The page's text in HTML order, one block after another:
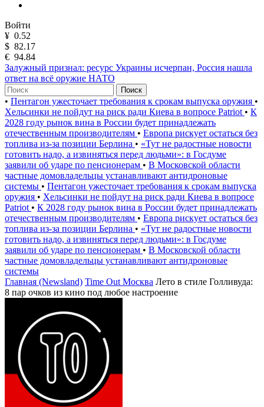
Войти
¥ 0.52
$ 82.17
€ 94.84
Залужный признал: ресурс Украины исчерпан, Россия нашла
ответ на всё оружие НАТО
Поиск
• Пентагон ужесточает требования к срокам выпуска оружия •
Хельсинки не пойдут на риск ради Киева в вопросе Patriot • К
2028 году рынок вина в России будет принадлежать
отечественным производителям • Европа рискует остаться без
топлива из-за позиции Берлина • «Тут не радостные новости
готовить надо, а извиняться перед людьми»: в Госдуме
заявили об ударе по пенсионерам • В Московской области
частные домовладельцы устанавливают антидроновые
системы • Пентагон ужесточает требования к срокам выпуска
оружия • Хельсинки не пойдут на риск ради Киева в вопросе
Patriot • К 2028 году рынок вина в России будет принадлежать
отечественным производителям • Европа рискует остаться без
топлива из-за позиции Берлина • «Тут не радостные новости
готовить надо, а извиняться перед людьми»: в Госдуме
заявили об ударе по пенсионерам • В Московской области
частные домовладельцы устанавливают антидроновые
системы
Главная (Newsland) Time Out Москва Лето в стиле Голливуда:
8 пар очков из кино под любое настроение